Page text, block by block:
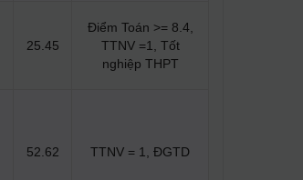
25.45
Điểm Toán >= 8.4,
TTNV =1, Tốt
nghiệp THPT
52.62 TTNV = 1, ĐGTD